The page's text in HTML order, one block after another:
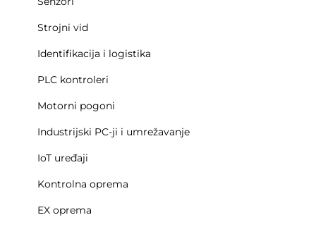
Strojni vid
Identifikacija i logistika
PLC kontroleri
Motorni pogoni
Industrijski PC-ji i umrežavanje
IoT uređaji
Kontrolna oprema
EX oprema